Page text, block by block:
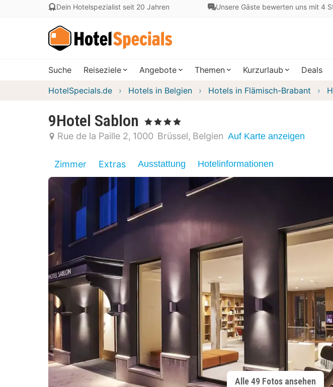
Dein Hotelspezialist seit 20 Jahren Unsere Gäste bewerten uns mit 4
Suche Reiseziele Angebote Themen Kurzurlaub Deals
HotelSpecials.de Hotels in Belgien Hotels in Flämisch-Brabant
9Hotel Sablon , 4 Sterne
Rue de la Paille 2 1000 Brüssel Belgien Auf Karte anzeigen
Zimmer Extras Ausstattung Hotelinformationen
Alle 49 Fotos ansehen